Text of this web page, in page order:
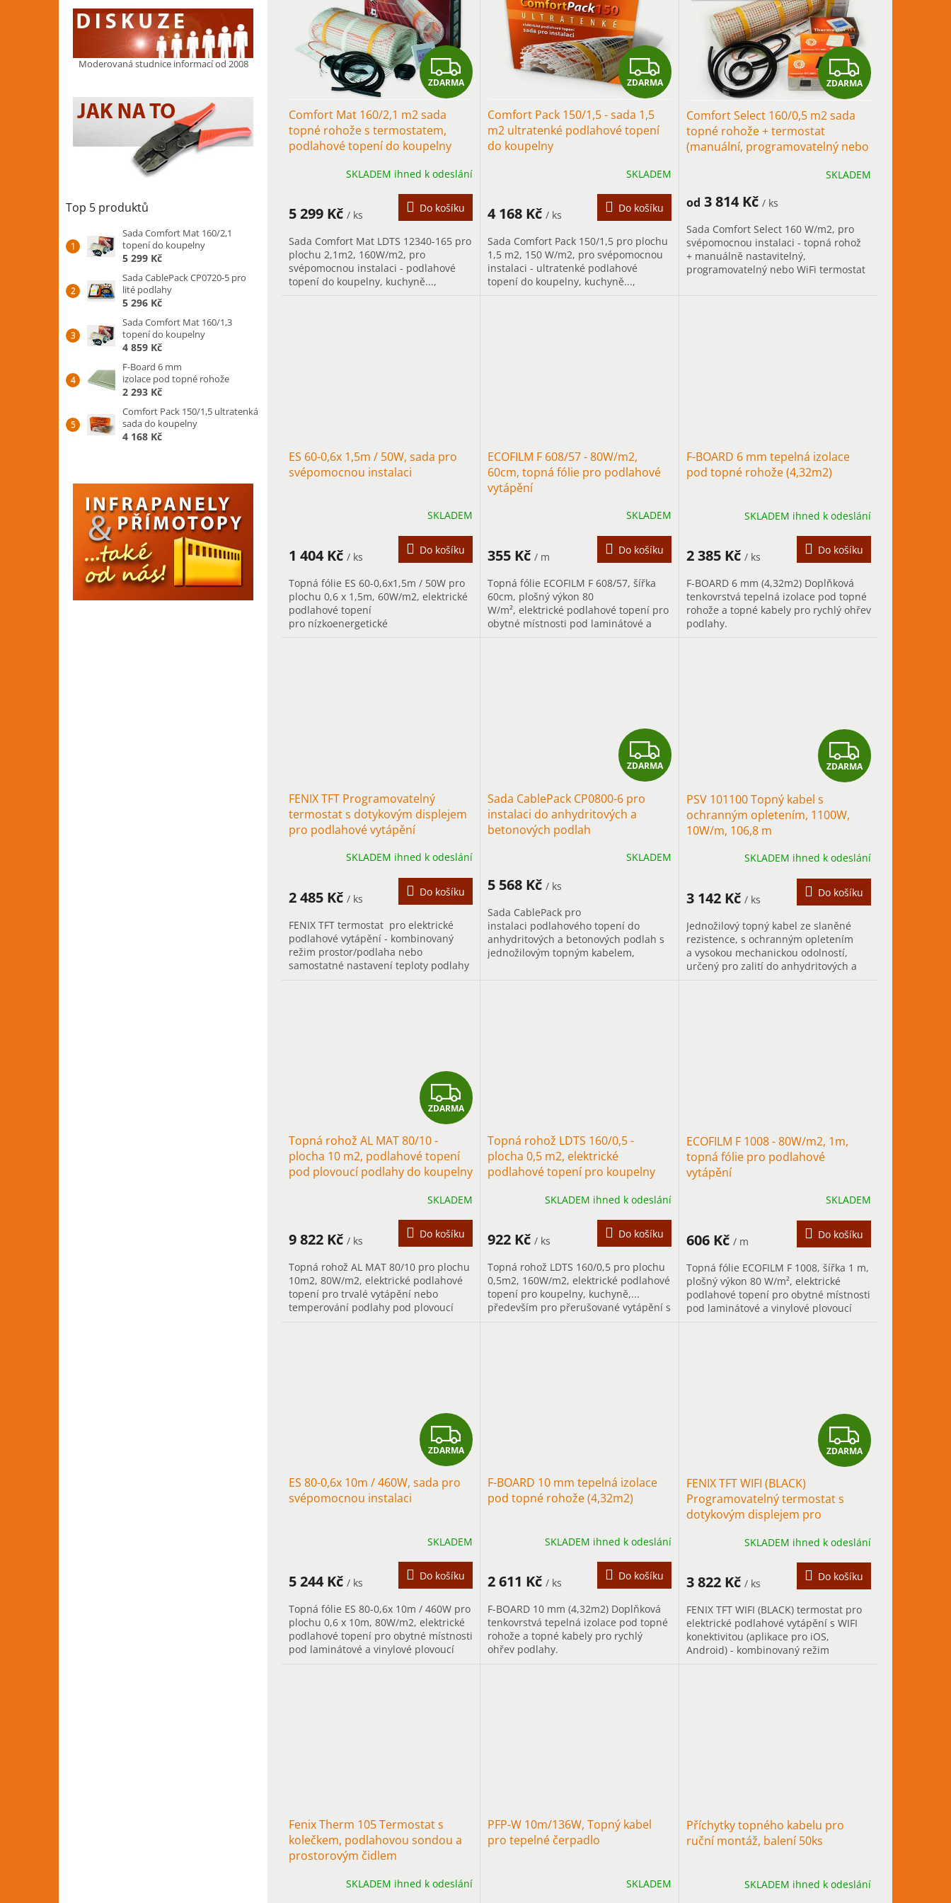
Moderovaná studnice informací od 2008
Top 5 produktů
Sada Comfort Mat 160/2,1
topení do koupelny
5 299 Kč
Sada CablePack CP0720-5 pro
lité podlahy
5 296 Kč
Sada Comfort Mat 160/1,3
topení do koupelny
4 859 Kč
F-Board 6 mm
izolace pod topné rohože
2 293 Kč
Comfort Pack 150/1,5 ultratenká
sada do koupelny
4 168 Kč
ů
Z
D
M
A
ZDARMA
Comfort Mat 160/2,1 m2 sada
topné rohože s termostatem,
podlahové topení do koupelny
SKLADEM ihned k odeslání
5 299 Kč / ks
Do košíku
Sada Comfort Mat LDTS 12340-165 pro
plochu 2,1m2, 160W/m2, pro
svépomocnou instalaci - podlahové
topení do koupelny, kuchyně...,
Z
D
A
M
A
ZDARMA
Comfort Pack 150/1,5 - sada 1,5
m2 ultratenké podlahové topení
do koupelny
SKLADEM
4 168 Kč / ks
Do košíku
Sada Comfort Pack 150/1,5 pro plochu
1,5 m2, 150 W/m2, pro svépomocnou
instalaci - ultratenké podlahové
topení do koupelny, kuchyně...,
Z
D
R
M
ZDARMA
Comfort Select 160/0,5 m2 sada
topné rohože + termostat
(manuální, programovatelný nebo
SKLADEM
od 3 814 Kč / ks
Sada Comfort Select 160 W/m2, pro
svépomocnou instalaci - topná rohož
+ manuálně nastavitelný,
programovatelný nebo WiFi termostat
ES 60-0,6x 1,5m / 50W, sada pro
svépomocnou instalaci
SKLADEM
1 404 Kč / ks
Do košíku
Topná fólie ES 60-0,6x1,5m / 50W pro
plochu 0,6 x 1,5m, 60W/m2, elektrické
podlahové topení
pro nízkoenergetické
ECOFILM F 608/57 - 80W/m2,
60cm, topná fólie pro podlahové
vytápění
SKLADEM
355 Kč / m
Do košíku
Topná fólie ECOFILM F 608/57, šířka
60cm, plošný výkon 80
W/m², elektrické podlahové topení pro
obytné místnosti pod laminátové a
F-BOARD 6 mm tepelná izolace
pod topné rohože (4,32m2)
SKLADEM ihned k odeslání
2 385 Kč / ks
Do košíku
F-BOARD 6 mm (4,32m2) Doplňková
tenkovrstvá tepelná izolace pod topné
rohože a topné kabely pro rychlý ohřev
podlahy.
FENIX TFT Programovatelný
termostat s dotykovým displejem
pro podlahové vytápění
SKLADEM ihned k odeslání
2 485 Kč / ks
Do košíku
FENIX TFT termostat pro elektrické
podlahové vytápění - kombinovaný
režim prostor/podlaha nebo
samostatné nastavení teploty podlahy
Z
D
M
ZDARMA
Sada CablePack CP0800-6 pro
instalaci do anhydritových a
betonových podlah
SKLADEM
5 568 Kč / ks
Sada CablePack pro
instalaci podlahového topení do
anhydritových a betonových podlah s
jednožilovým topným kabelem,
Z
D
M
A
ZDARMA
PSV 101100 Topný kabel s
ochranným opletením, 1100W,
10W/m, 106,8 m
SKLADEM ihned k odeslání
3 142 Kč / ks
Do košíku
Jednožilový topný kabel ze slaněné
rezistence, s ochranným opletením
a vysokou mechanickou odolností,
určený pro zalití do anhydritových a
Z
D
A
R
M
A
ZDARMA
Topná rohož AL MAT 80/10 -
plocha 10 m2, podlahové topení
pod plovoucí podlahy do koupelny
SKLADEM
9 822 Kč / ks
Do košíku
Topná rohož AL MAT 80/10 pro plochu
10m2, 80W/m2, elektrické podlahové
topení pro trvalé vytápění nebo
temperování podlahy pod plovoucí
Topná rohož LDTS 160/0,5 -
plocha 0,5 m2, elektrické
podlahové topení pro koupelny
SKLADEM ihned k odeslání
922 Kč / ks
Do košíku
Topná rohož LDTS 160/0,5 pro plochu
0,5m2, 160W/m2, elektrické podlahové
topení pro koupelny, kuchyně,...
především pro přerušované vytápění s
ECOFILM F 1008 - 80W/m2, 1m,
topná fólie pro podlahové
vytápění
SKLADEM
606 Kč / m
Do košíku
Topná fólie ECOFILM F 1008, šířka 1 m,
plošný výkon 80 W/m², elektrické
podlahové topení pro obytné místnosti
pod laminátové a vinylové plovoucí
Z
D
M
A
ZDARMA
ES 80-0,6x 10m / 460W, sada pro
svépomocnou instalaci
SKLADEM
5 244 Kč / ks
Do košíku
Topná fólie ES 80-0,6x 10m / 460W pro
plochu 0,6 x 10m, 80W/m2, elektrické
podlahové topení pro obytné místnosti
pod laminátové a vinylové plovoucí
F-BOARD 10 mm tepelná izolace
pod topné rohože (4,32m2)
SKLADEM ihned k odeslání
2 611 Kč / ks
Do košíku
F-BOARD 10 mm (4,32m2) Doplňková
tenkovrstvá tepelná izolace pod topné
rohože a topné kabely pro rychlý
ohřev podlahy.
Z
D
M
A
ZDARMA
FENIX TFT WIFI (BLACK)
Programovatelný termostat s
dotykovým displejem pro
SKLADEM ihned k odeslání
3 822 Kč / ks
Do košíku
FENIX TFT WIFI (BLACK) termostat pro
elektrické podlahové vytápění s WIFI
konektivitou (aplikace pro iOS,
Android) - kombinovaný režim
Fenix Therm 105 Termostat s
kolečkem, podlahovou sondou a
prostorovým čidlem
SKLADEM ihned k odeslání
PFP-W 10m/136W, Topný kabel
pro tepelné čerpadlo
SKLADEM
Příchytky topného kabelu pro
ruční montáž, balení 50ks
SKLADEM ihned k odeslání